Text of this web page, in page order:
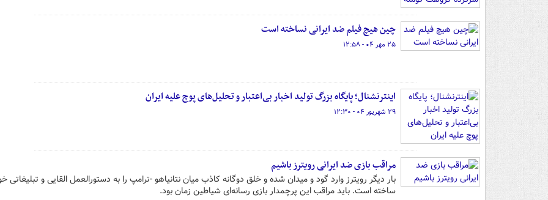
چین هیچ فیلم ضد ایرانی نساخته است
۲۵ مهر ۰۴ - ۱۲:۵۸
اینترنشنال؛ پایگاه بزرگ تولید اخبار بی‌اعتبار و تحلیل‌های پوچ علیه ایران
۲۹ شهریور ۰۴ - ۱۲:۳۰
مراقب بازی ضد ایرانی رویترز باشیم
بار دیگر رویترز وارد گود و میدان شده و خلق دوگانه کاذب میان نتانیاهو -ترامپ را به دستورالعمل القایی و تبلیغاتی
ساخته است. باید مراقب این پرچمدار بازی رسانه‌ای شیاطین زمان بود.